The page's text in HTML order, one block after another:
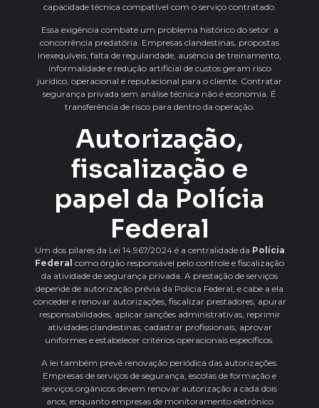
capacidade técnica compatível com o serviço contratado.
Essa exigência combate um problema histórico do setor: a
concorrência predatória. Empresas clandestinas, propostas
inexequíveis, falta de regularidade, ausência de treinamento,
informalidade e redução artificial de custos geram risco
jurídico, operacional e reputacional para o cliente. Contratar
segurança privada sem análise técnica não é economia. É
transferência de risco para dentro da operação.
Autorização,
fiscalização e
papel da Polícia
Federal
Um dos pilares da Lei 14.967/2024 é a centralidade da Polícia
Federal como órgão responsável pelo controle e fiscalização
da atividade de segurança privada. A prestação de serviços
depende de autorização prévia da Polícia Federal, e cabe a ela
conceder e renovar autorizações, fiscalizar prestadores, apurar
responsabilidades, aplicar sanções administrativas, reprimir
atividades clandestinas, cadastrar profissionais, aprovar
uniformes e estabelecer critérios operacionais específicos.
A lei também prevê renovação periódica das autorizações.
Empresas de serviços de segurança, escolas de formação e
serviços orgânicos devem renovar autorização a cada dois
anos, enquanto empresas de monitoramento eletrônico